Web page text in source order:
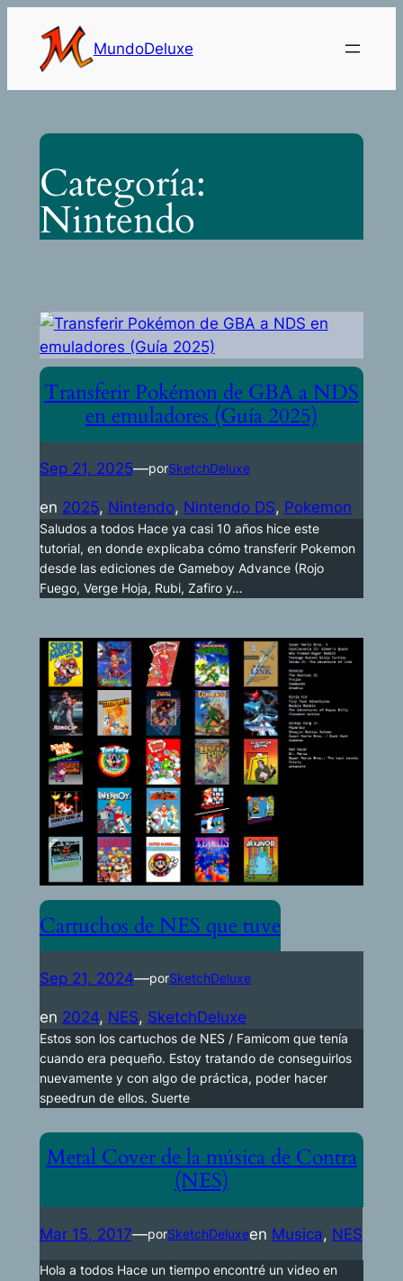
contenido
MundoDeluxe
Categoría:
Nintendo
Transferir Pokémon de GBA a NDS
en emuladores (Guía 2025)
Sep 21, 2025—porSketchDeluxe
en 2025, Nintendo, Nintendo DS, Pokemon
Saludos a todos Hace ya casi 10 años hice este
tutorial, en donde explicaba cómo transferir Pokemon
desde las ediciones de Gameboy Advance (Rojo
Fuego, Verge Hoja, Rubi, Zafiro y…
Cartuchos de NES que tuve
Sep 21, 2024—porSketchDeluxe
en 2024, NES, SketchDeluxe
Estos son los cartuchos de NES / Famicom que tenía
cuando era pequeño. Estoy tratando de conseguirlos
nuevamente y con algo de práctica, poder hacer
speedrun de ellos. Suerte
Metal Cover de la música de Contra
(NES)
Mar 15, 2017—porSketchDeluxeen Musica, NES
Hola a todos Hace un tiempo encontré un video en